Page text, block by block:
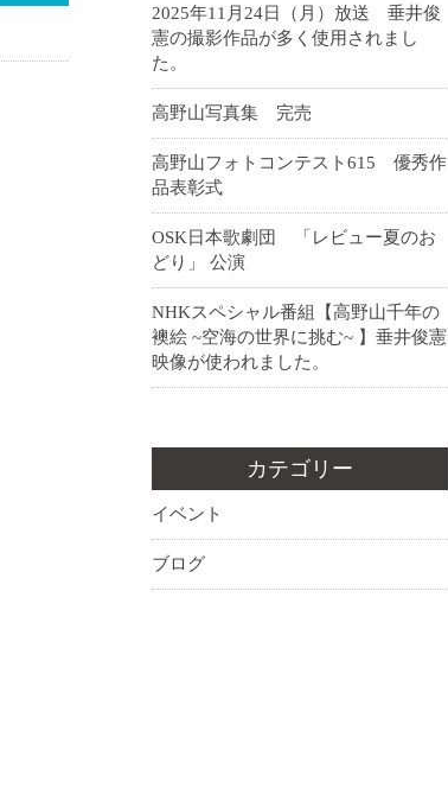
2025年11月24日（月）放送 垂井俊
憲の撮影作品が多く使用されまし
た。
高野山写真集 完売
高野山フォトコンテスト615 優秀作
品表彰式
OSK日本歌劇団 「レビュー夏のお
どり」 公演
NHKスペシャル番組【高野山千年の
襖絵 ~空海の世界に挑む~ 】垂井俊憲
映像が使われました。
カテゴリー
イベント
ブログ